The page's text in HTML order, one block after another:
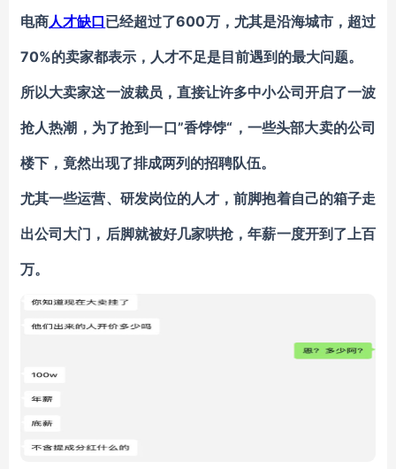
电商人才缺口已经超过了600万，尤其是沿海城市，超过
70%的卖家都表示，人才不足是目前遇到的最大问题。
所以大卖家这一波裁员，直接让许多中小公司开启了一波
抢人热潮，为了抢到一口”香饽饽“，一些头部大卖的公司
楼下，竟然出现了排成两列的招聘队伍。
尤其一些运营、研发岗位的人才，前脚抱着自己的箱子走
出公司大门，后脚就被好几家哄抢，年薪一度开到了上百
万。